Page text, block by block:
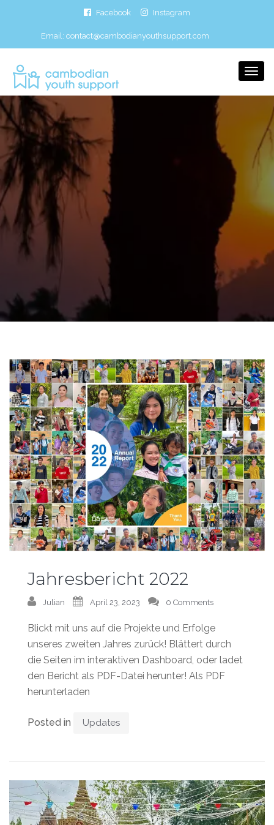
Facebook Instagram
Email: contact@cambodianyouthsupport.com
Jahresbericht 2022
Julian April 23, 2023 0 Comments
Blickt mit uns auf die Projekte und Erfolge
unseres zweiten Jahres zurück! Blättert durch
die Seiten im interaktiven Dashboard, oder ladet
den Bericht als PDF-Datei herunter! Als PDF
herunterladen
Posted in Updates